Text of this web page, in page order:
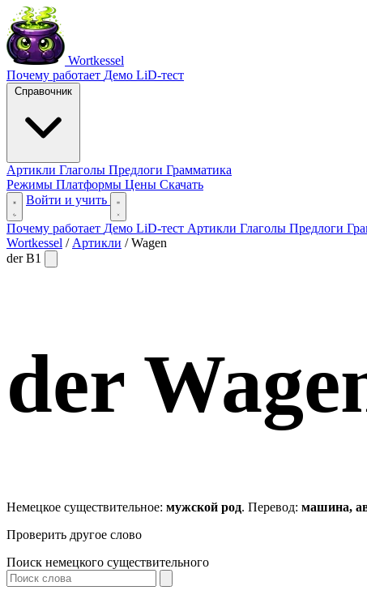
Wortkessel
Почему работает Демо LiD-тест
Справочник
Артикли Глаголы Предлоги Грамматика
Режимы Платформы Цены Скачать
Войти и учить
Почему работает Демо LiD-тест Артикли Глаголы Предлоги
Wortkessel / Артикли / Wagen
derB1
der
Немецкое существительное: мужской род. Перевод: машина,
Проверить другое слово
Поиск немецкого существительного